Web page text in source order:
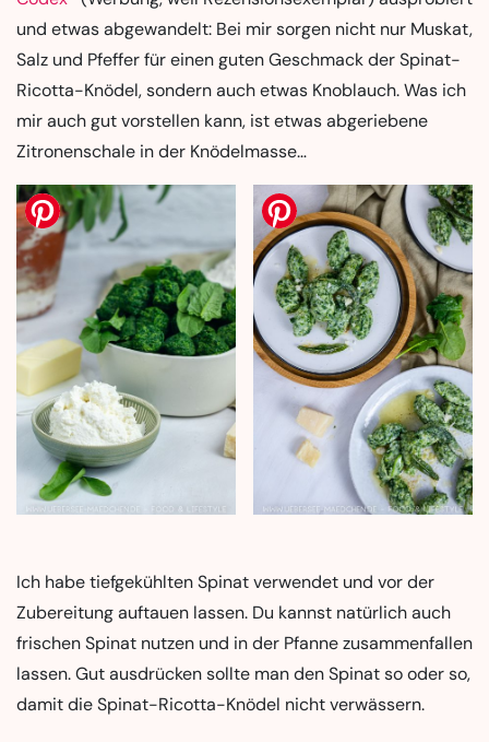
und etwas abgewandelt: Bei mir sorgen nicht nur Muskat,
Salz und Pfeffer für einen guten Geschmack der Spinat-
Ricotta-Knödel, sondern auch etwas Knoblauch. Was ich
mir auch gut vorstellen kann, ist etwas abgeriebene
Zitronenschale in der Knödelmasse…
Ich habe tiefgekühlten Spinat verwendet und vor der
Zubereitung auftauen lassen. Du kannst natürlich auch
frischen Spinat nutzen und in der Pfanne zusammenfallen
lassen. Gut ausdrücken sollte man den Spinat so oder so,
damit die Spinat-Ricotta-Knödel nicht verwässern.